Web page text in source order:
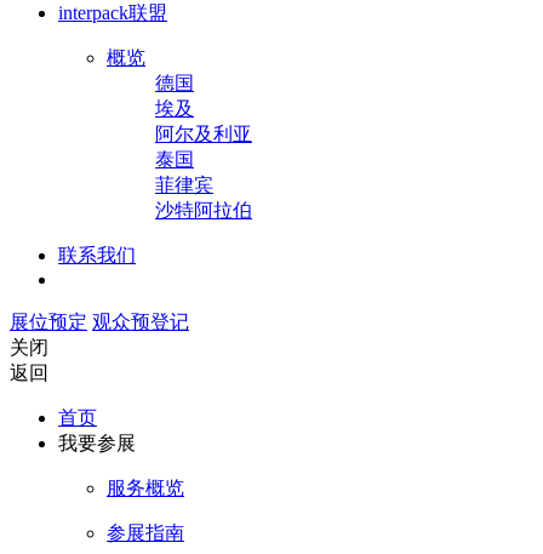
interpack联盟
概览
德国
埃及
阿尔及利亚
泰国
菲律宾
沙特阿拉伯
联系我们
展位预定 观众预登记
关闭
返回
首页
我要参展
服务概览
参展指南